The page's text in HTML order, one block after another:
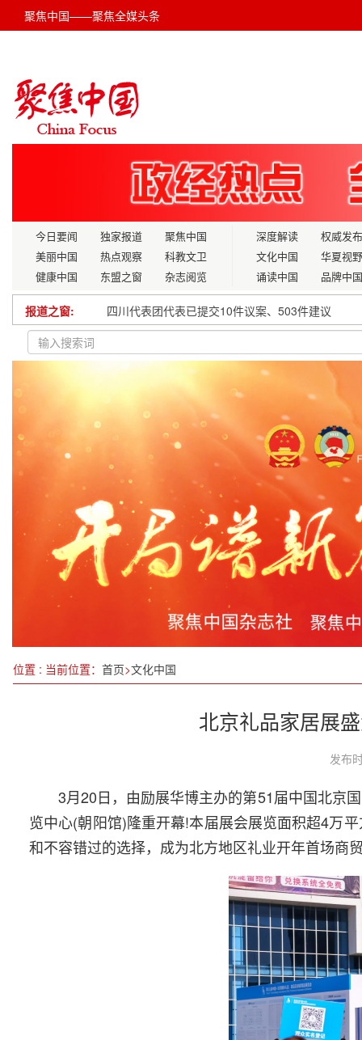
聚焦中国——聚焦全媒头条
今日要闻 独家报道
聚焦中国
美丽中国
热点观察
科教文卫
健康中国
东盟之窗 杂志阅览
深度解读
权威发布
文化中国
华夏视野
诵读中国
品牌中国
报道之窗:
四川代表团代表已提交10件议案、503件建议
《广东省制造业数字化转型典型案例集》正式发布
寒冬送温暖 真情暖人心
舟山中天重工有限公司长白特种船舶修造项目 3号
石破茂终见特朗普，日本为“安全”掏了多少成本？
走，买菜去！
宜春市“869”行动计划实施进展显著，工业发展势
广西科学家在红树林下养出高品质青蟹
伊川县：织密防汛“安全网” 打好防汛“主动仗”
深学细悟全会精神，勇担时代发展使命：林建国
位置 : 当前位置： 首页>文化中国
北京礼品家居展
发布
3月20日，由励展华博主办的第51届中国北京
览中心(朝阳馆)隆重开幕!本届展会展览面积超4万
和不容错过的选择，成为北方地区礼业开年首场商